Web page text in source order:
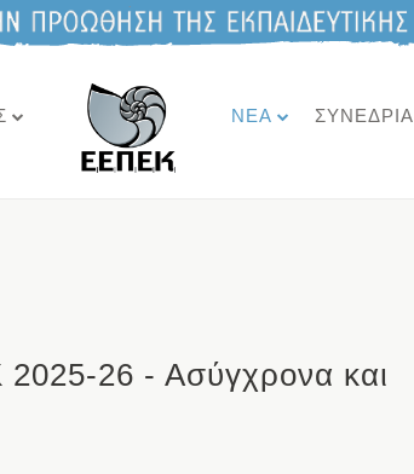
ΝΕΑ ΣΥΝΕΔΡΙΑ
26 - Ασύγχρονα και